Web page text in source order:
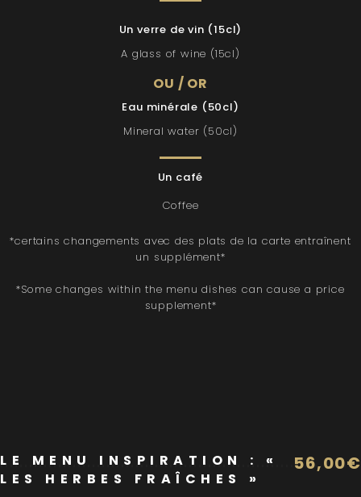
Un verre de vin (15cl)
A glass of wine (15cl)
OU / OR
Eau minérale (50cl)
Mineral water (50cl)
Un café
Coffee
*certains changements avec des plats de la carte entraînent
un supplément*
*Some changes within the menu dishes can cause a price
supplement*
LE MENU INSPIRATION : «
LES HERBES FRAÎCHES »
56,00€